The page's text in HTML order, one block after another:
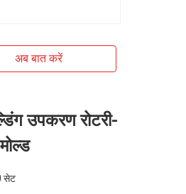
अब बात करें
उपकरण रोटरी-
सेट